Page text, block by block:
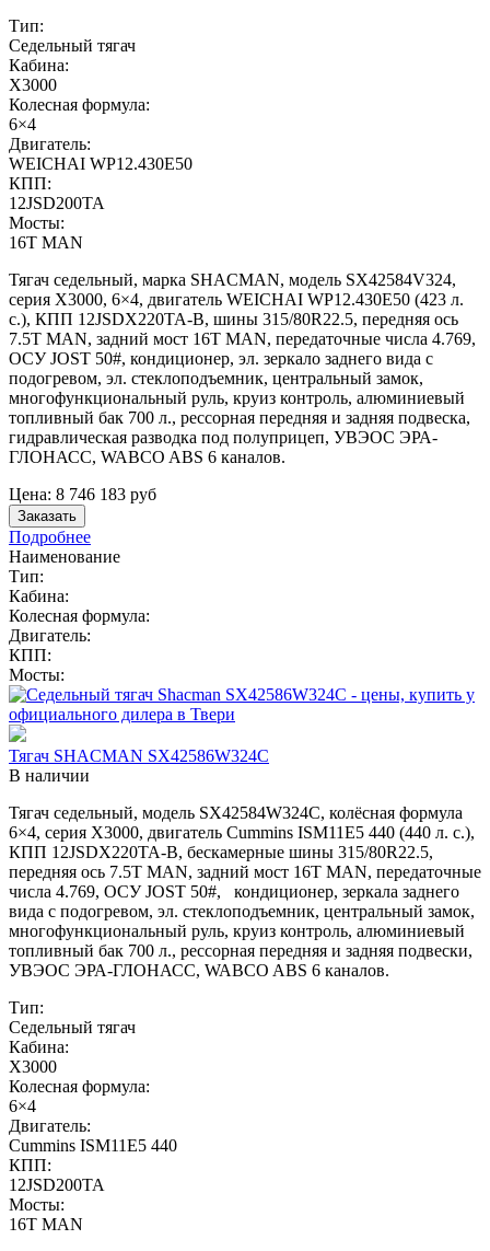
Тип:
Седельный тягач
Кабина:
X3000
Колесная формула:
6×4
Двигатель:
WEICHAI WP12.430E50
КПП:
12JSD200TA
Мосты:
16T MAN
Тягач седельный, марка SHACMAN, модель SX42584V324,
серия Х3000, 6×4, двигатель WEICHAI WP12.430E50 (423 л.
с.), КПП 12JSDX220TA-B, шины 315/80R22.5, передняя ось
7.5T MAN, задний мост 16T MAN, передаточные числа 4.769,
ОСУ JOST 50#, кондиционер, эл. зеркало заднего вида с
подогревом, эл. стеклоподъемник, центральный замок,
многофункциональный руль, круиз контроль, алюминиевый
топливный бак 700 л., рессорная передняя и задняя подвеска,
гидравлическая разводка под полуприцеп, УВЭОС ЭРА-
ГЛОНАСС, WABCO ABS 6 каналов.
Цена: 8 746 183 руб
Заказать
Подробнее
Наименование
Тип:
Кабина:
Колесная формула:
Двигатель:
КПП:
Мосты:
Тягач SHACMAN SX42586W324C
В наличии
Тягач седельный, модель SX42584W324C, колёсная формула
6×4, серия X3000, двигатель Cummins ISM11E5 440 (440 л. с.),
КПП 12JSDX220TA-B, бескамерные шины 315/80R22.5,
передняя ось 7.5T MAN, задний мост 16T MAN, передаточные
числа 4.769, ОСУ JOST 50#, кондиционер, зеркала заднего
вида с подогревом, эл. стеклоподъемник, центральный замок,
многофункциональный руль, круиз контроль, алюминиевый
топливный бак 700 л., рессорная передняя и задняя подвески,
УВЭОС ЭРА-ГЛОНАСС, WABCO ABS 6 каналов.
Тип:
Седельный тягач
Кабина:
X3000
Колесная формула:
6×4
Двигатель:
Cummins ISM11E5 440
КПП:
12JSD200TA
Мосты:
16T MAN